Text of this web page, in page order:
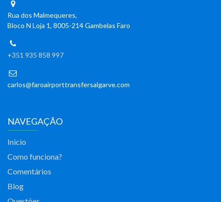
Rua dos Malmequeres,
Bloco N Loja 1, 8005-214 Gambelas Faro
+351 935 858 997
carlos@faroairporttransfersalgarve.com
NAVEGAÇÃO
Inicio
Como funciona?
Comentários
Blog